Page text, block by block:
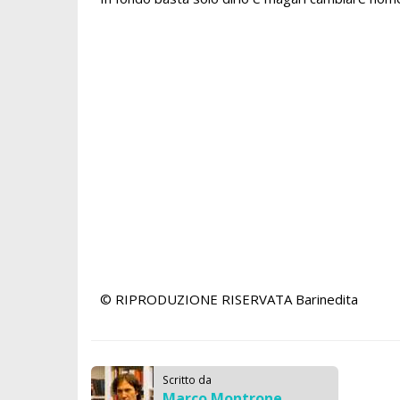
© RIPRODUZIONE RISERVATA Barinedita
Scritto da